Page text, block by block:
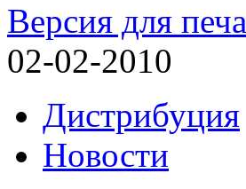
Версия для
02-02-2010
Дистрибуция
Новости